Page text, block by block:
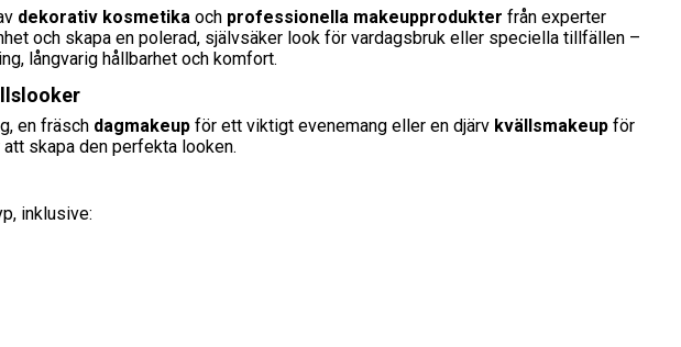
dekorativ kosmetika och professionella makeupprodukter från experter
och skapa en polerad, självsäker look för vardagsbruk eller speciella tillfällen –
långvarig hållbarhet och komfort.
en fräsch dagmakeup för ett viktigt evenemang eller en djärv kvällsmakeup för
skapa den perfekta looken.
inklusive: